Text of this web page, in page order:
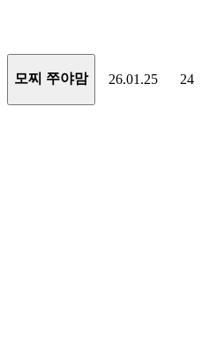
모찌 쭈야맘 26.01.25 24